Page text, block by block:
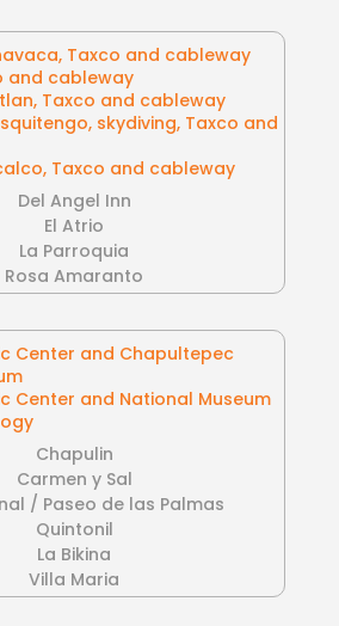
Taxco and cableway
and cableway
Taxco and cableway
skydiving, Taxco and
Taxco and cableway
Del Angel Inn
El Atrio
La Parroquia
Rosa Amaranto
Center and Chapultepec
Center and National Museum
Chapulin
Carmen y Sal
/ Paseo de las Palmas
Quintonil
La Bikina
Villa Maria